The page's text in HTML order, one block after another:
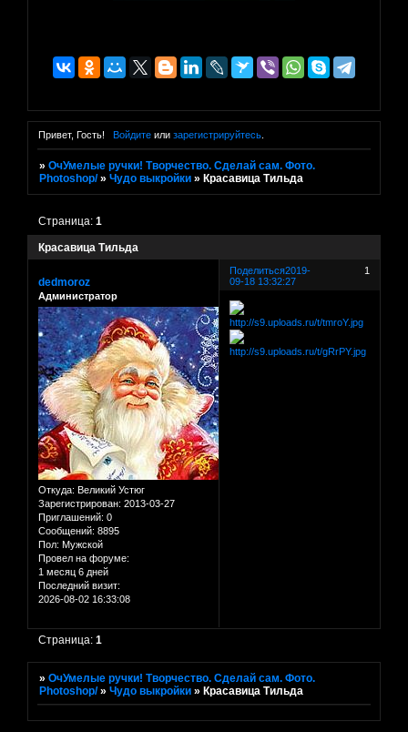
Привет, Гость! Войдитеили зарегистрируйтесь.
»ОчУмелые ручки! Творчество. Сделай сам. Фото.
Photoshop/ »Чудо выкройки » Красавица Тильда
Красавица Тильда
Страница:1
Поделиться 1
2019-
09-18 13:32:27
dedmoroz
Администратор
Откуда: Великий Устюг
Зарегистрирован: 2013-03-27
Приглашений: 0
Сообщений: 8895
Пол: Мужской
Провел на форуме:
1 месяц 6 дней
Последний визит:
2026-08-02 16:33:08
Страница:1
»ОчУмелые ручки! Творчество. Сделай сам. Фото.
Photoshop/ »Чудо выкройки »Красавица Тильда